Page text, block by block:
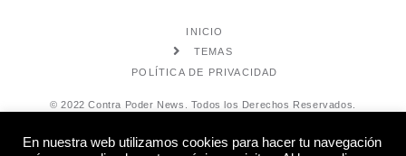
INICIO
TEMAS
POLÍTICA DE PRIVACIDAD
© 2022 Contra Poder News. Todos los Derechos Reservados.
En nuestra web utilizamos cookies para hacer tu navegación